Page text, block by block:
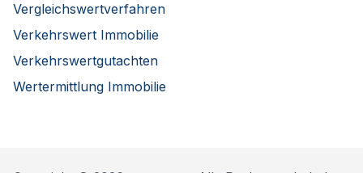
Vergleichswertverfahren
Verkehrswert Immobilie
Verkehrswertgutachten
Wertermittlung Immobilie